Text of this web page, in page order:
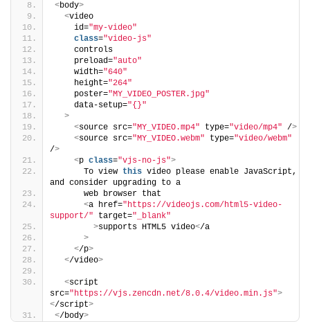
<body>
<video
    id=
"my-video"
class="video-js"
    controls
    preload=
"auto"
    width=
"640"
    height=
"264"
    poster=
"MY_VIDEO_POSTER.jpg"
    data-setup=
"{}"
>
<source src="MY_VIDEO.mp4" type="video/mp4" />
<source src="MY_VIDEO.webm" type="video/webm"
/>
<p class="vjs-no-js">
      To view
this video please enable JavaScript,
and consider upgrading to a
      web browser that
<a href="https://videojs.com/html5-video-
support/" target="_blank"
>supports HTML5 video</a
>
</p>
</video>
<script
src="https://vjs.zencdn.net/8.0.4/video.min.js">
</script>
</body>